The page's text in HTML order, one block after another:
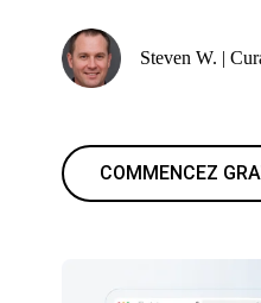
Steven W. |
COMMENCEZ